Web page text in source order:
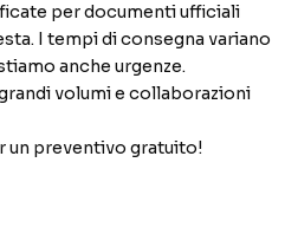
per documenti ufficiali
I tempi di consegna variano
anche urgenze.
volumi e collaborazioni
un preventivo gratuito!